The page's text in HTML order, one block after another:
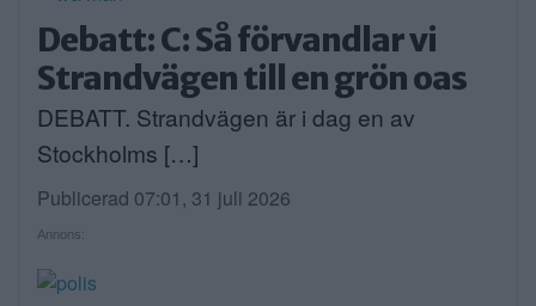
Debatt: C: Så förvandlar vi
Strandvägen till en grön oas
DEBATT. Strandvägen är i dag en av
Stockholms […]
Publicerad 07:01, 31 juli 2026
Annons: